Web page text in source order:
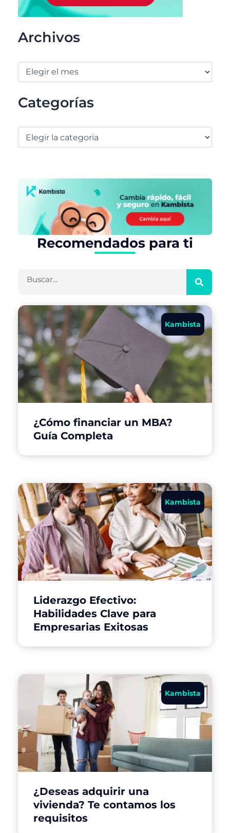
Archivos
Categorías
Recomendados para ti
Kambista
¿Cómo financiar un MBA?
Guía Completa
Kambista
Liderazgo Efectivo:
Habilidades Clave para
Empresarias Exitosas
Kambista
¿Deseas adquirir una
vivienda? Te contamos los
requisitos